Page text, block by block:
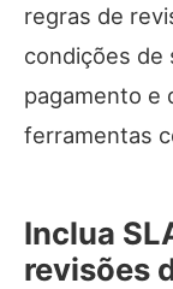
regras de
condições de
pagamento e
ferramentas
Inclua
revisões